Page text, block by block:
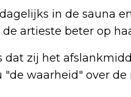
in de sauna
artieste beter op
zij het
waarheid" over de